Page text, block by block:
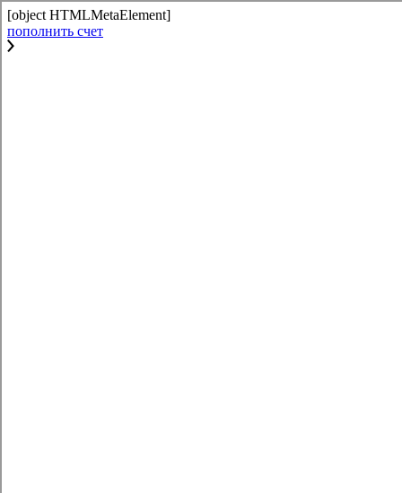
[object HTMLMetaElement]
пополнить счет